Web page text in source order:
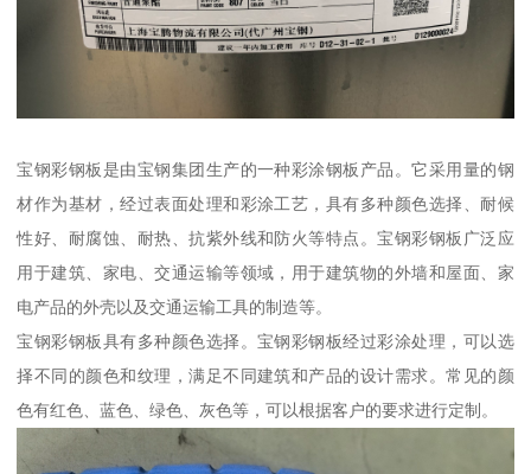
宝钢彩钢板是由宝钢集团生产的一种彩涂钢板产品。它采用量的钢
材作为基材，经过表面处理和彩涂工艺，具有多种颜色选择、耐候
性好、耐腐蚀、耐热、抗紫外线和防火等特点。宝钢彩钢板广泛应
用于建筑、家电、交通运输等领域，用于建筑物的外墙和屋面、家
电产品的外壳以及交通运输工具的制造等。
宝钢彩钢板具有多种颜色选择。宝钢彩钢板经过彩涂处理，可以选
择不同的颜色和纹理，满足不同建筑和产品的设计需求。常见的颜
色有红色、蓝色、绿色、灰色等，可以根据客户的要求进行定制。